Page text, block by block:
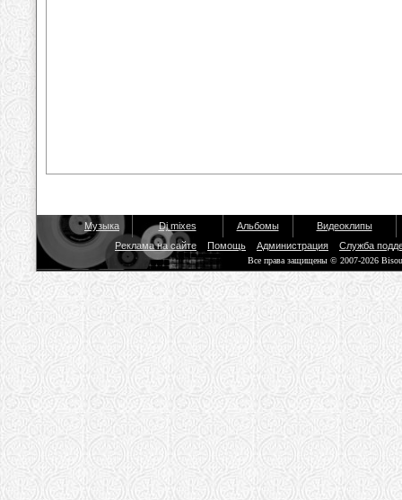
Музыка Dj mixes Альбомы
Видеоклипы
Реклама на сайте
Помощь Администрация Служба
Все права защищены © 2007-2026